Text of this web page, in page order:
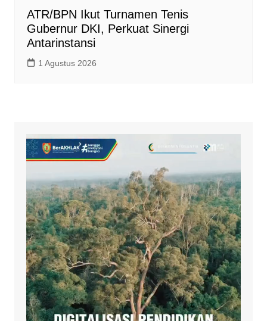
ATR/BPN Ikut Turnamen Tenis
Gubernur DKI, Perkuat Sinergi
Antarinstansi
1 Agustus 2026